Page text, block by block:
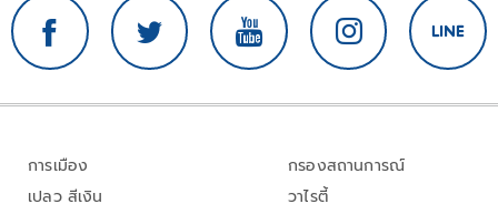
การเมือง
เปลว สีเงิน
กรองสถานการณ์
วาไรตี้